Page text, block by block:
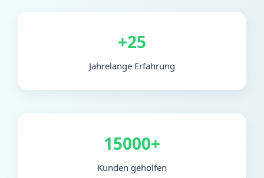
+25
Jahrelange Erfahrung
15000+
Kunden geholfen